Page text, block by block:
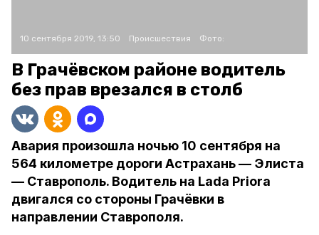
10 сентября 2019, 13:50 Происшествия Фото:
В Грачёвском районе водитель
без прав врезался в столб
Авария произошла ночью 10 сентября на
564 километре дороги Астрахань — Элиста
— Ставрополь. Водитель на Lada Priora
двигался со стороны Грачёвки в
направлении Ставрополя.